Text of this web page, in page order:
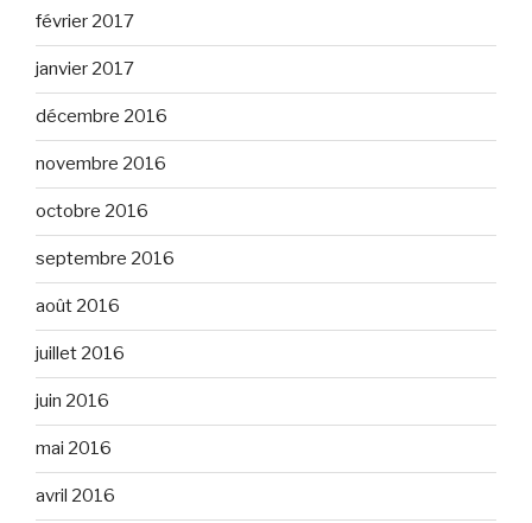
février 2017
janvier 2017
décembre 2016
novembre 2016
octobre 2016
septembre 2016
août 2016
juillet 2016
juin 2016
mai 2016
avril 2016